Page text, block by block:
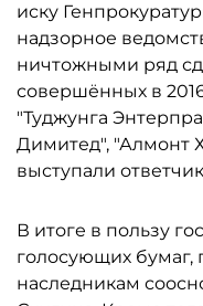
иску
надзорное
ничтожными ряд
совершённых в
"Туджунга
Димитед", "Алмонт
выступали
В итоге в пользу
голосующих
наследникам